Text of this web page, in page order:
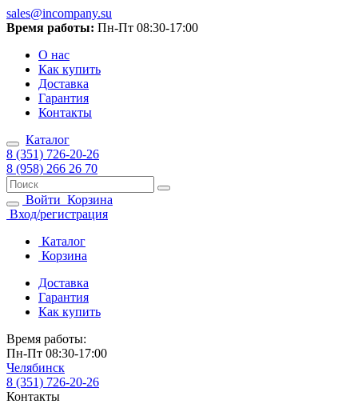
sales@incompany.su
Время работы: Пн-Пт 08:30-17:00
О нас
Как купить
Доставка
Гарантия
Контакты
Каталог
8 (351) 726-20-26
8 (958) 266 26 70
Войти Корзина
Вход/регистрация
Каталог
Корзина
Доставка
Гарантия
Как купить
Время работы:
Пн-Пт 08:30-17:00
Челябинск
8 (351) 726-20-26
Контакты